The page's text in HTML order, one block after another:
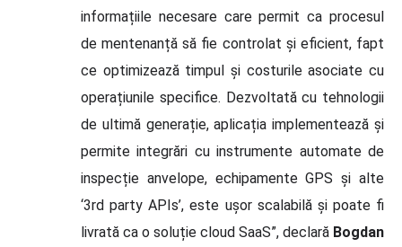
informațiile necesare care permit ca procesul
de mentenanță să fie controlat și eficient, fapt
ce optimizează timpul și costurile asociate cu
operațiunile specifice. Dezvoltată cu tehnologii
de ultimă generație, aplicația implementează și
permite integrări cu instrumente automate de
inspecție anvelope, echipamente GPS și alte
‘3rd party APIs’, este ușor scalabilă și poate fi
livrată ca o soluție cloud SaaS”, declară Bogdan